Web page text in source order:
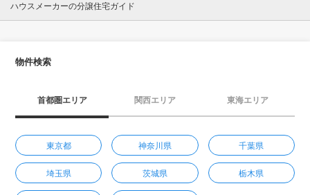
ハウスメーカーの分譲住宅ガイド
物件検索
首都圏エリア 関西エリア 東海エリア
東京都 神奈川県 千葉県
埼玉県 茨城県 栃木県